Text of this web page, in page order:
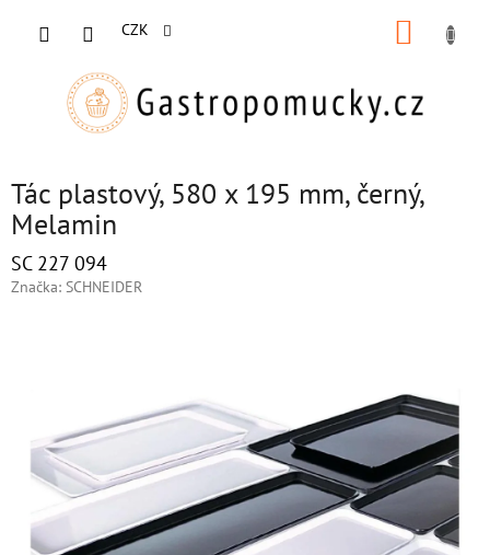
CZK
Tác plastový, 580 x 195 mm, černý,
Melamin
SC 227 094
Značka: SCHNEIDER